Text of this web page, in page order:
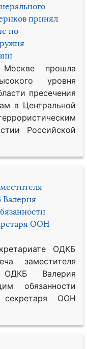
принял
по
прошла
уровня
пресечения
в Центральной
Российской
Валерия
ООН
ОДКБ
заместителя
ОДКБ Валерия
обязанности
секретаря ООН